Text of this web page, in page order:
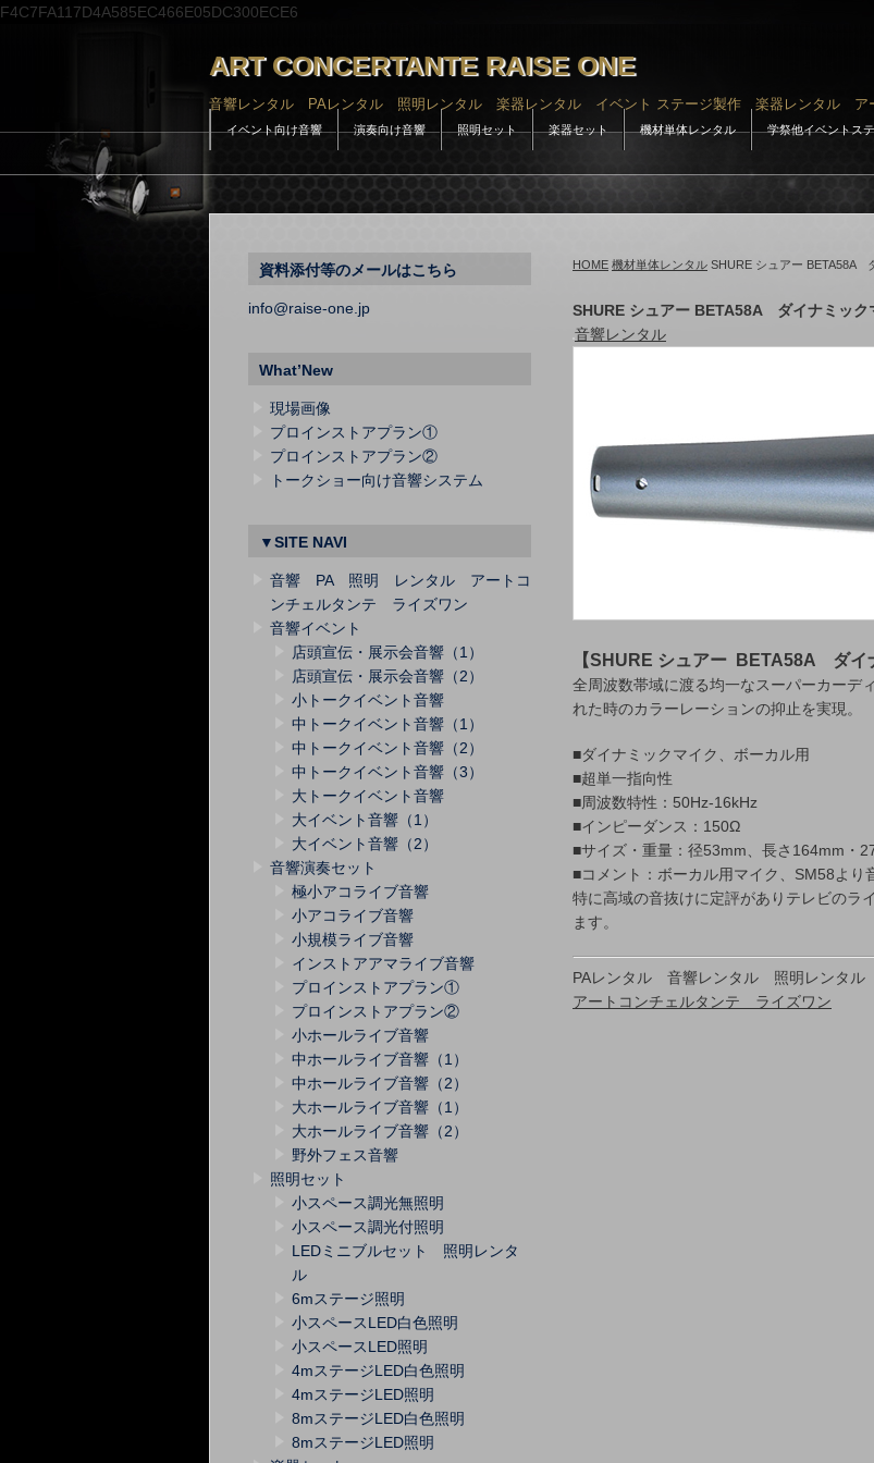
F4C7FA117D4A585EC466E05DC300ECE6
ART CONCERTANTE RAISE ONE
音響レンタル PAレンタル 照明レンタル 楽器レンタル イベント ステージ製作 楽器レンタル ア
イベント向け音響 演奏向け音響 照明セット 楽器セット 機材単体レンタル 学祭他イベントス
HOME 機材単体レンタル SHURE シュアー BETA58A
SHURE シュアー BETA58A ダイナミッ
音響レンタル
【SHURE シュアー BETA58A ダイ
全周波数帯域に渡る均一なスーパーカーデ
れた時のカラーレーションの抑止を実現。
■ダイナミックマイク、ボーカル用
■超単一指向性
■周波数特性：50Hz-16kHz
■インピーダンス：150Ω
■サイズ・重量：径53mm、長さ164mm・
■コメント：ボーカル用マイク、SM58より
特に高域の音抜けに定評がありテレビのラ
ます。
PAレンタル 音響レンタル 照明レンタル
アートコンチェルタンテ ライズワン
資料添付等のメールはこちら
info@raise-one.jp
What’New
現場画像
プロインストアプラン①
プロインストアプラン②
トークショー向け音響システム
▼SITE NAVI
音響 PA 照明 レンタル アートコ
ンチェルタンテ ライズワン
音響イベント
店頭宣伝・展示会音響（1）
店頭宣伝・展示会音響（2）
小トークイベント音響
中トークイベント音響（1）
中トークイベント音響（2）
中トークイベント音響（3）
大トークイベント音響
大イベント音響（1）
大イベント音響（2）
音響演奏セット
極小アコライブ音響
小アコライブ音響
小規模ライブ音響
インストアアマライブ音響
プロインストアプラン①
プロインストアプラン②
小ホールライブ音響
中ホールライブ音響（1）
中ホールライブ音響（2）
大ホールライブ音響（1）
大ホールライブ音響（2）
野外フェス音響
照明セット
小スペース調光無照明
小スペース調光付照明
LEDミニブルセット 照明レンタ
ル
6mステージ照明
小スペースLED白色照明
小スペースLED照明
4mステージLED白色照明
4mステージLED照明
8mステージLED白色照明
8mステージLED照明